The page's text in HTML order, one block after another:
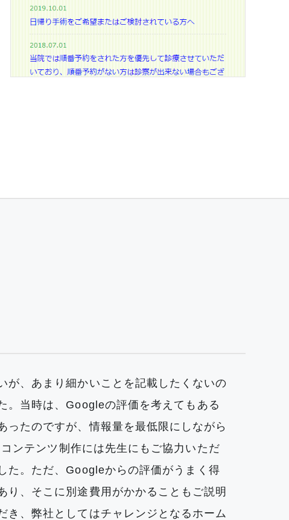
が、あまり細かいことを記載したくないの
。当時は、Googleの評価を考えてもある
たのですが、情報量を最低限にしながら
ンテンツ制作には先生にもご協力いただ
た。ただ、Googleからの評価がうまく得
り、そこに別途費用がかかることもご説明
き、弊社としてはチャレンジとなるホーム